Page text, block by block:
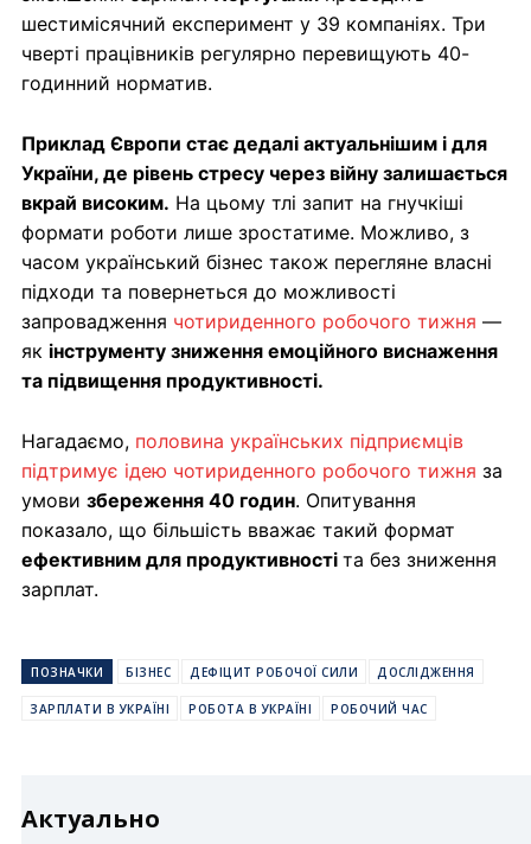
шестимісячний експеримент у 39 компаніях. Три
чверті працівників регулярно перевищують 40-
годинний норматив.
Приклад Європи стає дедалі актуальнішим і для
України, де рівень стресу через війну залишається
вкрай високим. На цьому тлі запит на гнучкіші
формати роботи лише зростатиме. Можливо, з
часом український бізнес також перегляне власні
підходи та повернеться до можливості
запровадження чотириденного робочого тижня —
як інструменту зниження емоційного виснаження
та підвищення продуктивності.
Нагадаємо, половина українських підприємців
підтримує ідею чотириденного робочого тижня за
умови збереження 40 годин. Опитування
показало, що більшість вважає такий формат
ефективним для продуктивності та без зниження
зарплат.
ПОЗНАЧКИ БІЗНЕС ДЕФІЦИТ РОБОЧОЇ СИЛИ ДОСЛІДЖЕННЯ
ЗАРПЛАТИ В УКРАЇНІ РОБОТА В УКРАЇНІ РОБОЧИЙ ЧАС
Актуально